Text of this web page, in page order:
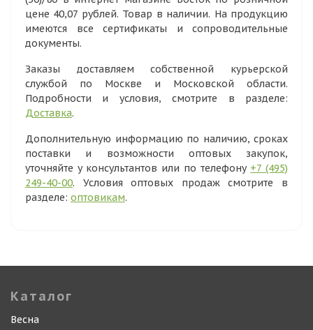
цене 40,07 рублей. Товар в наличии. На продукцию
имеются все сертификаты и сопроводительные
документы.
Заказы доставляем собственной курьерской
службой по Москве и Московской области.
Подробности и условия, смотрите в разделе:
Доставка.
Дополнительную информацию по наличию, сроках
поставки и возможности оптовых закупок,
уточняйте у консультантов или по телефону +7 (495)
249-40-00. Условия оптовых продаж смотрите в
разделе: оптовикам.
Каталог
Весна